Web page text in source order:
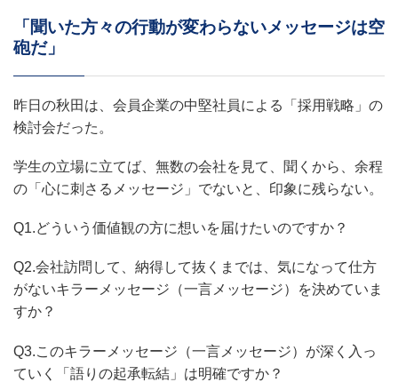
「聞いた方々の行動が変わらないメッセージは空
砲だ」
昨日の秋田は、会員企業の中堅社員による「採用戦略」の
検討会だった。
学生の立場に立てば、無数の会社を見て、聞くから、余程
の「心に刺さるメッセージ」でないと、印象に残らない。
Q1.どういう価値観の方に想いを届けたいのですか？
Q2.会社訪問して、納得して抜くまでは、気になって仕方
がないキラーメッセージ（一言メッセージ）を決めていま
すか？
Q3.このキラーメッセージ（一言メッセージ）が深く入っ
ていく「語りの起承転結」は明確ですか？